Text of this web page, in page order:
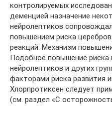
контролируемых
деменцией назначение
нейролептиков
повышением риска
реакций. Механизм
Подобное повышение риска
нейролептиков и других
факторами риска развития
Хлорпротиксен следует
(см. раздел «С